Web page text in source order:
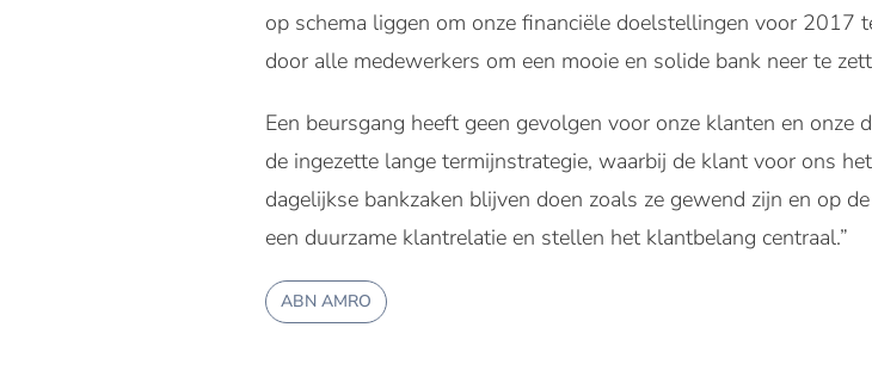
op schema liggen om onze financiële doelstellingen voor 2017
door alle medewerkers om een mooie en solide bank neer te
Een beursgang heeft geen gevolgen voor onze klanten en
de ingezette lange termijnstrategie, waarbij de klant voor ons
dagelijkse bankzaken blijven doen zoals ze gewend zijn en op
een duurzame klantrelatie en stellen het klantbelang centraal.”
ABN AMRO